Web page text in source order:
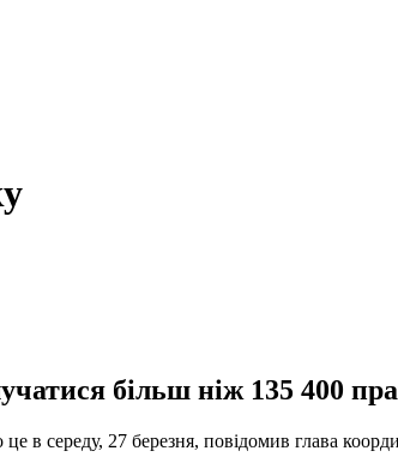
більш ніж 135 400
в середу, 27 березня, повідомив глава